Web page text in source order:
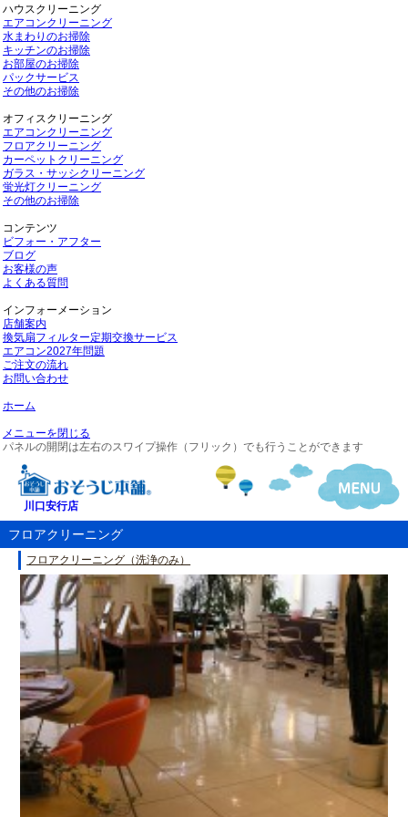
ハウスクリーニング
エアコンクリーニング
水まわりのお掃除
キッチンのお掃除
お部屋のお掃除
パックサービス
その他のお掃除
オフィスクリーニング
エアコンクリーニング
フロアクリーニング
カーペットクリーニング
ガラス・サッシクリーニング
蛍光灯クリーニング
その他のお掃除
コンテンツ
ビフォー・アフター
ブログ
お客様の声
よくある質問
インフォーメーション
店舗案内
換気扇フィルター定期交換サービス
エアコン2027年問題
ご注文の流れ
お問い合わせ
ホーム
メニューを閉じる
パネルの開閉は左右のスワイプ操作（フリック）でも行うことができます
川口安行店
フロアクリーニング
フロアクリーニング（洗浄のみ）